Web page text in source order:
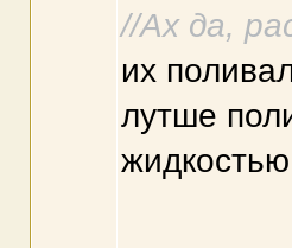
//Ах да,
их
лутше